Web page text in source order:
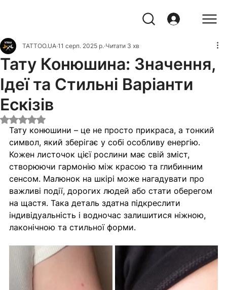
Тату Конюшина: Значення,
Ідеї та Стильні Варіанти
Ескізів
TATTOO.UA 11 серп. 2025 р. Читати 3 хв
Оцінка: NaN з 5 зірок.
Тату конюшини – це не просто прикраса, а тонкий
символ, який зберігає у собі особливу енергію.
Кожен листочок цієї рослини має свій зміст,
створюючи гармонію між красою та глибинним
сенсом. Малюнок на шкірі може нагадувати про
важливі події, дорогих людей або стати оберегом
на щастя. Така деталь здатна підкреслити
індивідуальність і водночас залишитися ніжною,
лаконічною та стильної форми.